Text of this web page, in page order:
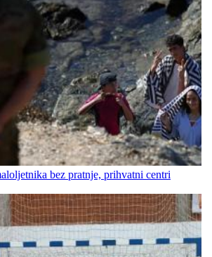
bez pratnje, prihvatni centri